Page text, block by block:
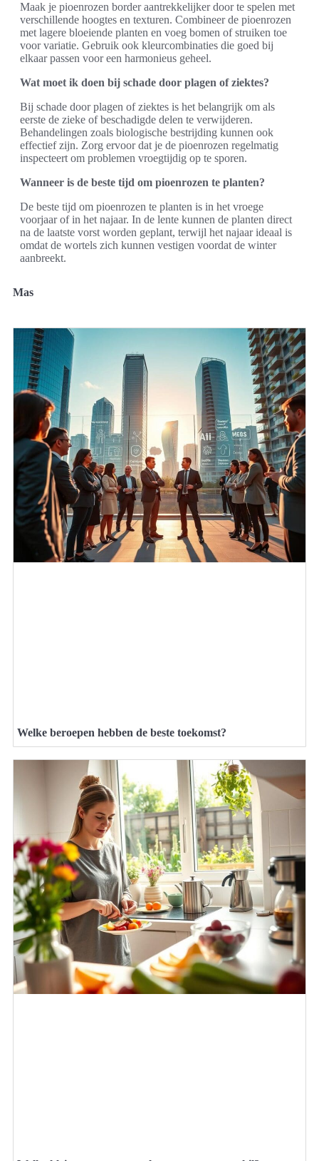
Maak je pioenrozen border aantrekkelijker door te spelen met
verschillende hoogtes en texturen. Combineer de pioenrozen
met lagere bloeiende planten en voeg bomen of struiken toe
voor variatie. Gebruik ook kleurcombinaties die goed bij
elkaar passen voor een harmonieus geheel.
Wat moet ik doen bij schade door plagen of ziektes?
Bij schade door plagen of ziektes is het belangrijk om als
eerste de zieke of beschadigde delen te verwijderen.
Behandelingen zoals biologische bestrijding kunnen ook
effectief zijn. Zorg ervoor dat je de pioenrozen regelmatig
inspecteert om problemen vroegtijdig op te sporen.
Wanneer is de beste tijd om pioenrozen te planten?
De beste tijd om pioenrozen te planten is in het vroege
voorjaar of in het najaar. In de lente kunnen de planten direct
na de laatste vorst worden geplant, terwijl het najaar ideaal is
omdat de wortels zich kunnen vestigen voordat de winter
aanbreekt.
Mas
Welke beroepen hebben de beste toekomst?